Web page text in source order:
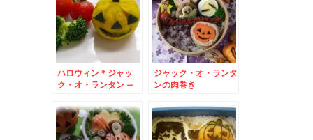
ハロウィン＊ジャッ
ク・オ・ランタン –
かぼちゃとチーズ★
ジャック・オ・ランタ
ンの肉巻き